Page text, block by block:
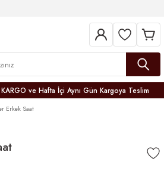
ve Hafta İçi Aynı Gün Kargoya Teslim
Erkek Saat